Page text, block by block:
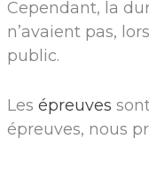
Cependant, la
n’avaient pas,
public.
Lesépreuves
épreuves, nous